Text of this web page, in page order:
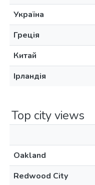
Україна
Греція
Китай
Ірландія
Top city views
Oakland
Redwood City